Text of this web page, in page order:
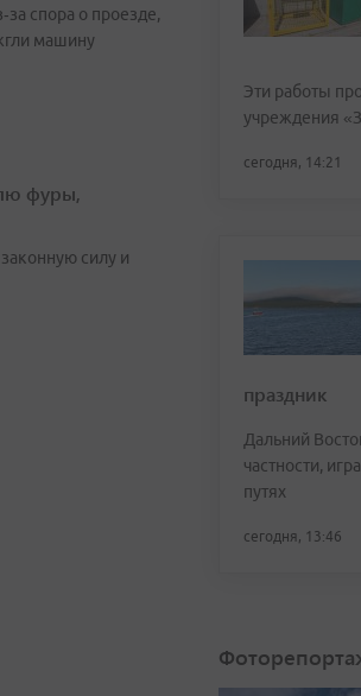
спора о проезде,
машину
фуры,
силу и
Эти работы
учреждения
сегодня, 14:21
праздник
Дальний
частности,
путях
сегодня, 13:46